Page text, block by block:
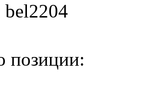
позиции: